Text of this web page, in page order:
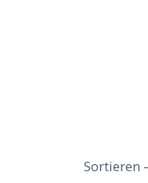
Sortieren